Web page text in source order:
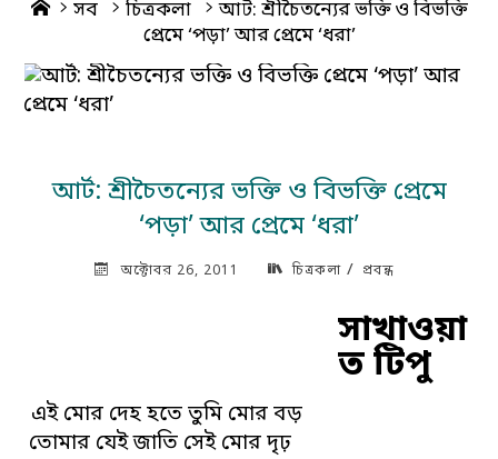
Home
সব চিত্রকলা
আর্ট: শ্রীচৈতন্যের ভক্তি ও বিভক্তি
প্রেমে ‘পড়া’ আর প্রেমে ‘ধরা’
আর্ট: শ্রীচৈতন্যের ভক্তি ও বিভক্তি প্রেমে
‘পড়া’ আর প্রেমে ‘ধরা’
অক্টোবর 26, 2011 চিত্রকলা / প্রবন্ধ
সাখাওয়া
ত টিপু
এই মোর দেহ হতে তুমি মোর বড়
তোমার যেই জাতি সেই মোর দৃঢ়